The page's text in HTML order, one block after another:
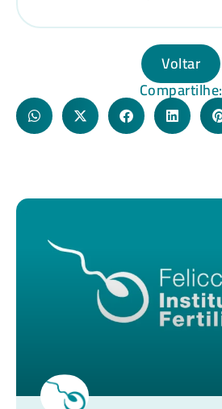
Voltar
Compartilhe: